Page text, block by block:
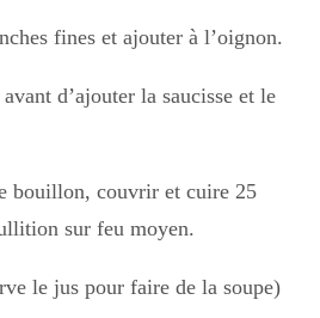
fines et ajouter à l’oignon.
d’ajouter la saucisse et le
bouillon, couvrir et cuire 25
sur feu moyen.
le jus pour faire de la soupe)